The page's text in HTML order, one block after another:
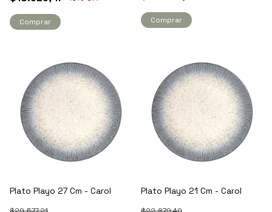
Comprar Comprar
Plato Playo 27 Cm - Carol Plato Playo 21 Cm - Carol